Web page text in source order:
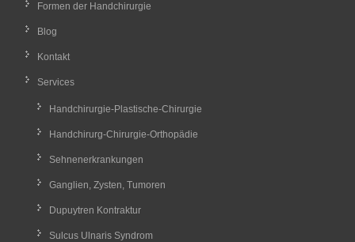
Formen der Handchirurgie
Blog
Kontakt
Services
Handchirurgie-Plastische-Chirurgie
Handchirurg-Chirurgie-Orthopädie
Sehnenerkrankungen
Ganglien, Zysten, Tumoren
Dupuytren Kontraktur
Sulcus Ulnaris Syndrom